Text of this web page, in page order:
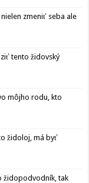
nielen zmeniť seba ale
tento židovský
môjho rodu, kto
židoloj, má byť
židopodvodník, tak